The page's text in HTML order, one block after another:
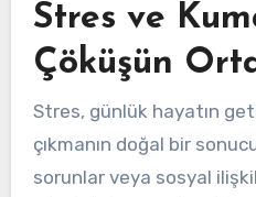
Stres ve
Çöküşün
Stres, günlük hayatın
çıkmanın doğal bir
sorunlar veya sosyal